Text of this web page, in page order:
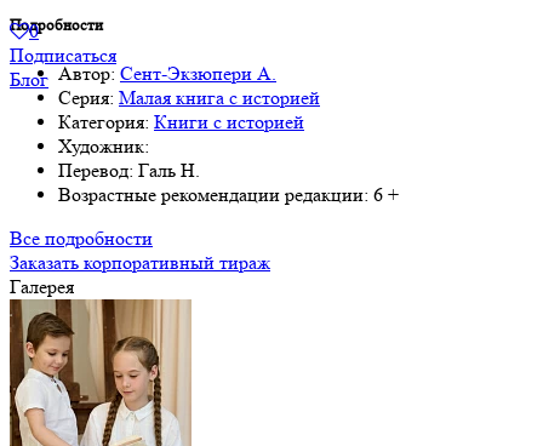
0
Подписаться
Блог
Подробности
Автор: Сент-Экзюпери А.
Серия: Малая книга с историей
Категория: Книги с историей
Художник:
Перевод: Галь Н.
Возрастные рекомендации редакции: 6 +
Все подробности
Заказать корпоративный тираж
Галерея